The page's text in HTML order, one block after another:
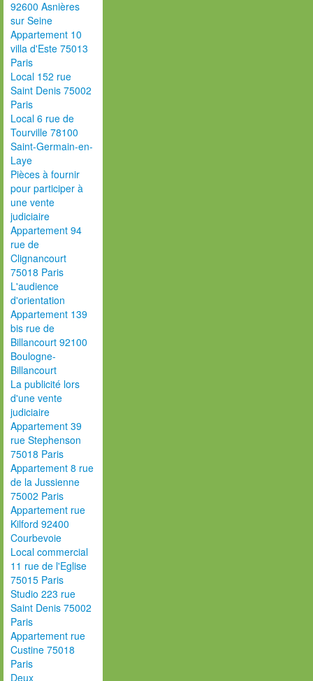
92600 Asnières
sur Seine
Appartement 10
villa d'Este 75013
Paris
Local 152 rue
Saint Denis 75002
Paris
Local 6 rue de
Tourville 78100
Saint-Germain-en-
Laye
Pièces à fournir
pour participer à
une vente
judiciaire
Appartement 94
rue de
Clignancourt
75018 Paris
L'audience
d'orientation
Appartement 139
bis rue de
Billancourt 92100
Boulogne-
Billancourt
La publicité lors
d'une vente
judiciaire
Appartement 39
rue Stephenson
75018 Paris
Appartement 8 rue
de la Jussienne
75002 Paris
Appartement rue
Kilford 92400
Courbevoie
Local commercial
11 rue de l'Eglise
75015 Paris
Studio 223 rue
Saint Denis 75002
Paris
Appartement rue
Custine 75018
Paris
Deux